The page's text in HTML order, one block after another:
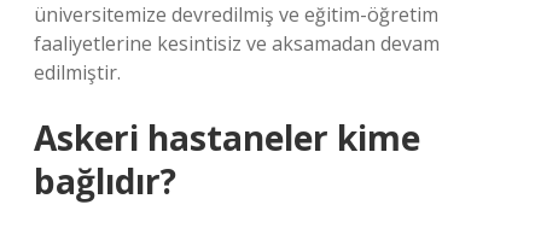
üniversitemize devredilmiş ve eğitim-öğretim
faaliyetlerine kesintisiz ve aksamadan devam
edilmiştir.
Askeri hastaneler kime
bağlıdır?